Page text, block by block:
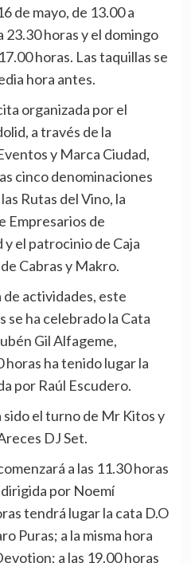
de mayo, de 13.00 a
23.30 horas y el domingo
horas. Las taquillas se
hora antes.
a través de la
y Marca Ciudad,
cinco denominaciones
Rutas del Vino, la
Empresarios de
el patrocinio de Caja
Cabras y Makro.
se ha celebrado la Cata
Gil Alfageme,
horas ha tenido lugar la
por Raúl Escudero.
DJ Set.
por Noemí
tendrá lugar la cata D.O
Puras; a la misma hora
a las 19.00 horas